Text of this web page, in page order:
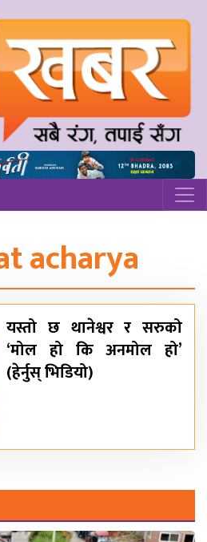
acharya
यस्तो छ थानेश्वर र सरुको
‘मोल हो कि अनमोल हो’
(हेर्नुस् भिडियो)